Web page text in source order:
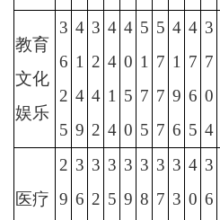
教育
文化
娱乐
3
6
2
5
4
1
4
9
3
2
4
2
4
4
1
4
4
0
5
0
5
1
7
5
5
7
7
7
4
1
9
6
4
7
6
5
3
7
0
4
医疗
2
9
3
6
3
2
3
5
3
9
3
8
3
7
3
3
4
0
3
6